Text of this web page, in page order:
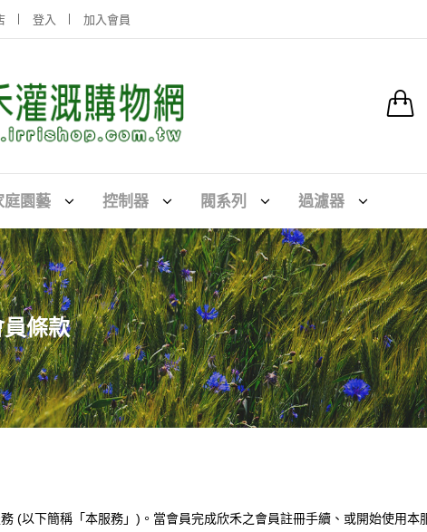
登入 加入會員
庭園藝 控制器 閥系列 過濾器
條款
(以下簡稱「本服務」 ) 。當會員完成欣禾之會員註冊手續、或開始使用本